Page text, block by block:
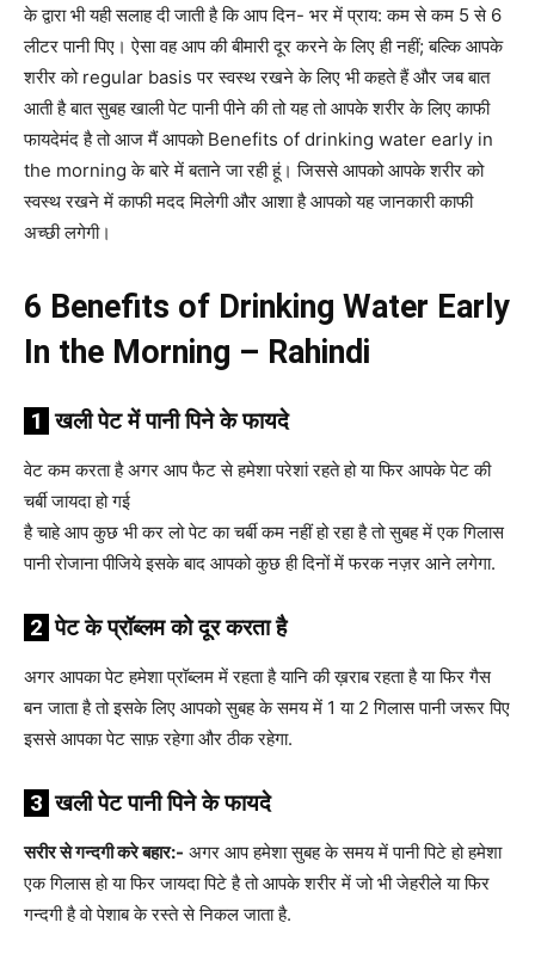
के द्वारा भी यही सलाह दी जाती है कि आप दिन- भर में प्राय: कम से कम 5 से 6
लीटर पानी पिए। ऐसा वह आप की बीमारी दूर करने के लिए ही नहीं; बल्कि आपके
शरीर को regular basis पर स्वस्थ रखने के लिए भी कहते हैं और जब बात
आती है बात सुबह खाली पेट पानी पीने की तो यह तो आपके शरीर के लिए काफी
फायदेमंद है तो आज मैं आपको Benefits of drinking water early in
the morning के बारे में बताने जा रही हूं। जिससे आपको आपके शरीर को
स्वस्थ रखने में काफी मदद मिलेगी और आशा है आपको यह जानकारी काफी
अच्छी लगेगी।
6 Benefits of Drinking Water Early
In the Morning – Rahindi
1 खली पेट में पानी पिने के फायदे
वेट कम करता है अगर आप फैट से हमेशा परेशां रहते हो या फिर आपके पेट की
चर्बी जायदा हो गई
है चाहे आप कुछ भी कर लो पेट का चर्बी कम नहीं हो रहा है तो सुबह में एक गिलास
पानी रोजाना पीजिये इसके बाद आपको कुछ ही दिनों में फरक नज़र आने लगेगा.
2 पेट के प्रॉब्लम को दूर करता है
अगर आपका पेट हमेशा प्रॉब्लम में रहता है यानि की ख़राब रहता है या फिर गैस
बन जाता है तो इसके लिए आपको सुबह के समय में 1 या 2 गिलास पानी जरूर पिए
इससे आपका पेट साफ़ रहेगा और ठीक रहेगा.
3 खली पेट पानी पिने के फायदे
सरीर से गन्दगी करे बहार:- अगर आप हमेशा सुबह के समय में पानी पिटे हो हमेशा
एक गिलास हो या फिर जायदा पिटे है तो आपके शरीर में जो भी जेहरीले या फिर
गन्दगी है वो पेशाब के रस्ते से निकल जाता है.